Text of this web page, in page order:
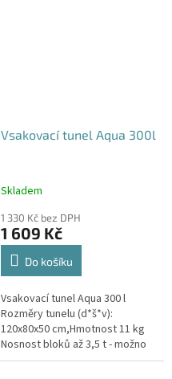
Vsakovací tunel Aqua 300l
Skladem
1 330 Kč bez DPH
1 609 Kč
Do košíku
Vsakovací tunel Aqua 300 l
Rozměry tunelu (d*š*v):
120x80x50 cm,Hmotnost 11 kg
Nosnost bloků až 3,5 t - možno
umístit pod parkovací stání do